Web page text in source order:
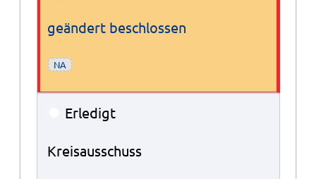
geändert beschlossen
NA
Erledigt
Kreisausschuss